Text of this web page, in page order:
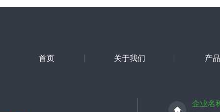
首页 关于我们 产
企业名